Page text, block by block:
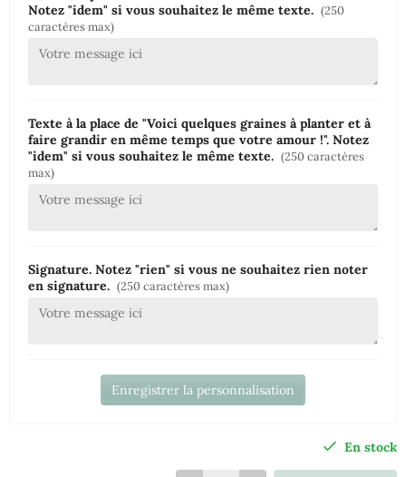
Notez "idem" si vous souhaitez le même texte. (250
caractères max)
Texte à la place de "Voici quelques graines à planter et à
faire grandir en même temps que votre amour !". Notez
"idem" si vous souhaitez le même texte. (250 caractères
max)
Signature. Notez "rien" si vous ne souhaitez rien noter
en signature. (250 caractères max)
Enregistrer la personnalisation
En stock